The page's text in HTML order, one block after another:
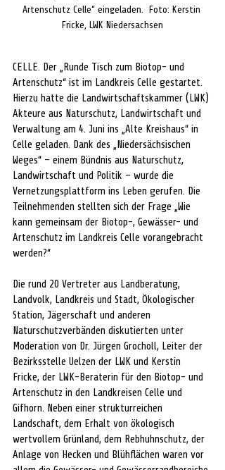
Artenschutz Celle“ eingeladen.  Foto: Kerstin
Fricke, LWK Niedersachsen
CELLE. Der „Runde Tisch zum Biotop- und
Artenschutz“ ist im Landkreis Celle gestartet.
Hierzu hatte die Landwirtschaftskammer (LWK)
Akteure aus Naturschutz, Landwirtschaft und
Verwaltung am 4. Juni ins „Alte Kreishaus“ in
Celle geladen. Dank des „Niedersächsischen
Weges“ – einem Bündnis aus Naturschutz,
Landwirtschaft und Politik – wurde die
Vernetzungsplattform ins Leben gerufen. Die
Teilnehmenden stellten sich der Frage „Wie
kann gemeinsam der Biotop-, Gewässer- und
Artenschutz im Landkreis Celle vorangebracht
werden?“
Die rund 20 Vertreter aus Landberatung,
Landvolk, Landkreis und Stadt, Ökologischer
Station, Jägerschaft und anderen
Naturschutzverbänden diskutierten unter
Moderation von Dr. Jürgen Grocholl, Leiter der
Bezirksstelle Uelzen der LWK und Kerstin
Fricke, der LWK-Beraterin für den Biotop- und
Artenschutz in den Landkreisen Celle und
Gifhorn. Neben einer strukturreichen
Landschaft, dem Erhalt von ökologisch
wertvollem Grünland, dem Rebhuhnschutz, der
Anlage von Hecken und Blühflächen waren vor